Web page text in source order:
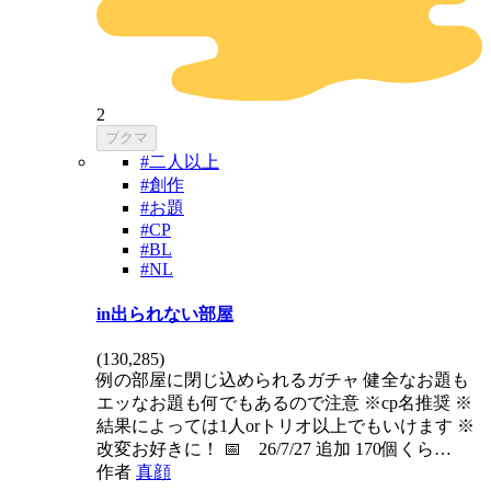
2
ブクマ
#二人以上
#創作
#お題
#CP
#BL
#NL
in出られない部屋
(130,285)
例の部屋に閉じ込められるガチャ 健全なお題も
エッなお題も何でもあるので注意 ※cp名推奨 ※
結果によっては1人orトリオ以上でもいけます ※
改変お好きに！ 📅 26/7/27 追加 170個くら…
作者 真顔